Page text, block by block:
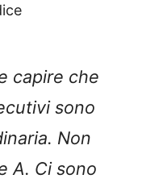
capire che
sono
Non
A. Ci sono